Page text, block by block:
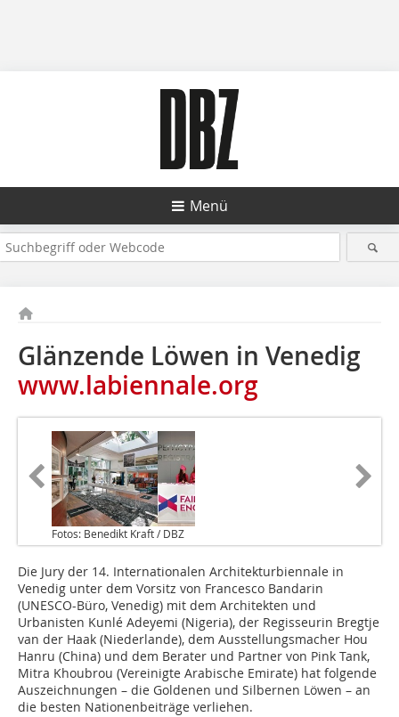
Menü
Glänzende Löwen in Venedig
www.labiennale.org
Fotos: Benedikt Kraft / DBZ
Die Jury der 14. Internationalen Architekturbiennale in
Venedig unter dem Vorsitz von Francesco Bandarin
(UNESCO-Büro, Venedig) mit dem Architekten und
Urbanisten Kunlé Adeyemi (Nigeria), der Regisseurin Bregtje
van der Haak (Niederlande), dem Ausstellungsmacher Hou
Hanru (China) und dem Berater und Partner von Pink Tank,
Mitra Khoubrou (Vereinigte Arabische Emirate) hat folgende
Auszeichnungen – die Goldenen und Silbernen Löwen – an
die besten Nationenbeiträge verliehen.